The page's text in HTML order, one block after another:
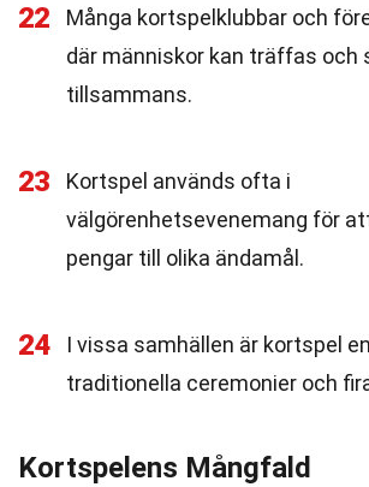
22
Många kortspelklubbar och
där människor kan träffas och
tillsammans.
23
Kortspel används ofta i
välgörenhetsevenemang för
pengar till olika ändamål.
24
I vissa samhällen är kortspel
traditionella ceremonier och
Kortspelens Mångfald